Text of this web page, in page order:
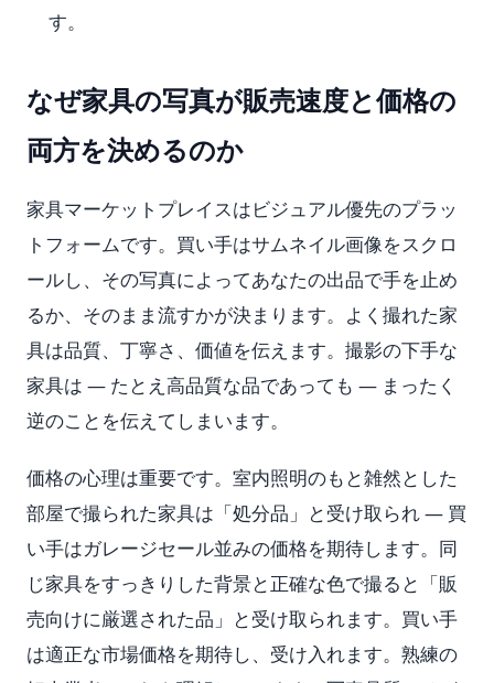
す。
なぜ家具の写真が販売速度と価格の
両方を決めるのか
家具マーケットプレイスはビジュアル優先のプラッ
トフォームです。買い手はサムネイル画像をスクロ
ールし、その写真によってあなたの出品で手を止め
るか、そのまま流すかが決まります。よく撮れた家
具は品質、丁寧さ、価値を伝えます。撮影の下手な
家具は — たとえ高品質な品であっても — まったく
逆のことを伝えてしまいます。
価格の心理は重要です。室内照明のもと雑然とした
部屋で撮られた家具は「処分品」と受け取られ — 買
い手はガレージセール並みの価格を期待します。同
じ家具をすっきりした背景と正確な色で撮ると「販
売向けに厳選された品」と受け取られます。買い手
は適正な市場価格を期待し、受け入れます。熟練の